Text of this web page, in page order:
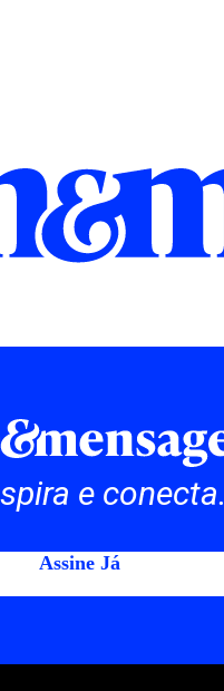
e conecta.
Assine Já